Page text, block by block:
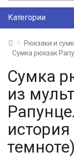
Категории
Рюкзаки и
Сумка рюкзак
Сумка
из